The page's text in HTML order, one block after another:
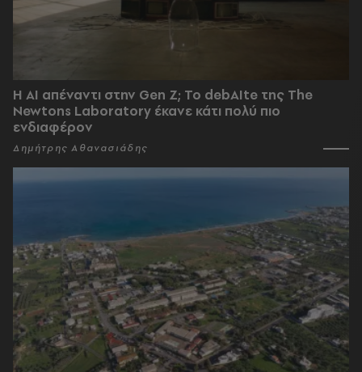
Η AI απέναντι στην Gen Z; Το debAIte της The
Newtons Laboratory έκανε κάτι πολύ πιο
ενδιαφέρον
Δημήτρης Αθανασιάδης